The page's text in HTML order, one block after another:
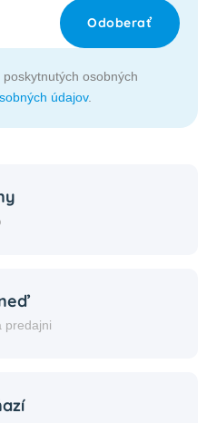
Odoberať
osobných
údajov.
predajni